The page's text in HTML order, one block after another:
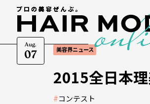
Aug.
07 美容界ニュース
2015全日本
#コンテスト